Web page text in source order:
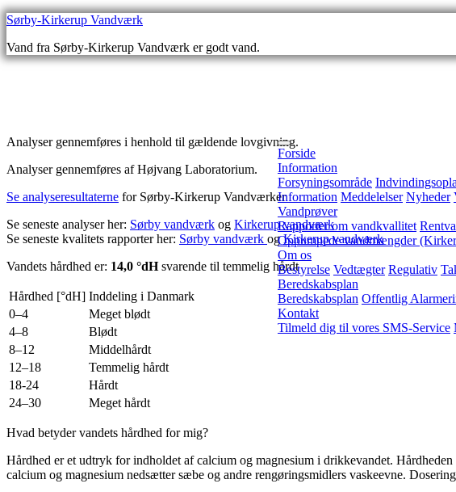
Gå
til
indhold
Sørby-Kirkerup Vandværk
Vand fra Sørby-Kirkerup Vandværk er godt vand.
Forside
Information
Forsyningsområde
Information Meddelelser Nyheder
Vandprøver
Rapporter om vandkvallitet
Oppumpede vandmængder
Om os
Bestyrelse Vedtægter Regulativ
Beredskabsplan
Beredskabsplan Offentlig
Kontakt
Tilmeld dig til vores SMS-Service
Analyser gennemføres i henhold til gældende lovgivning.
Analyser gennemføres af Højvang Laboratorium.
Se analyseresultaterne for Sørby-Kirkerup Vandværker
Se seneste analyser her: Sørby vandværk og Kirkerup vandværk
Se seneste kvalitets rapporter her: Sørby vandværk ogKirkerup vandværk
Vandets hårdhed er: 14,0 °dHsvarende til temmelig hårdt
Hårdhed [°dH] Inddeling i Danmark
0–4
Meget blødt
4–8
Blødt
8–12
Middelhårdt
12–18
Temmelig hårdt
18-24
Hårdt
24–30
Meget hårdt
Hvad betyder vandets hårdhed for mig?
Hårdhed er et udtryk for indholdet af calcium og magnesium i drikkevandet.
calcium og magnesium nedsætter sæbe og andre rengøringsmidlers vaskeevne.